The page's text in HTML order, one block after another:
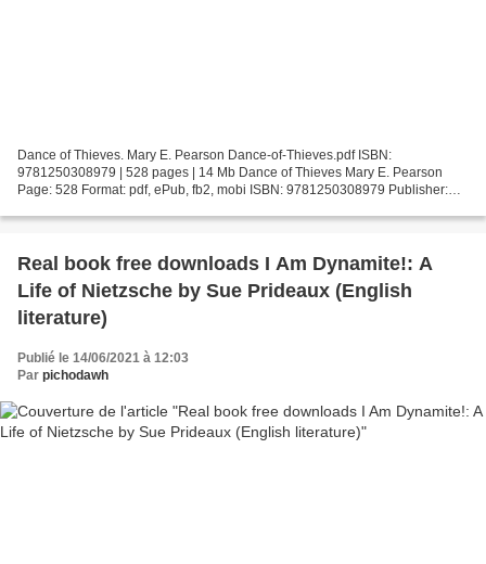
Dance of Thieves. Mary E. Pearson Dance-of-Thieves.pdf ISBN:
9781250308979 | 528 pages | 14 Mb Dance of Thieves Mary E. Pearson
Page: 528 Format: pdf, ePub, fb2, mobi ISBN: 9781250308979 Publisher:
Real book free downloads I Am Dynamite!: A
Life of Nietzsche by Sue Prideaux (English
literature)
Publié le 14/06/2021 à 12:03
Par pichodawh